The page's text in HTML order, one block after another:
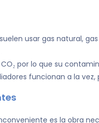
usar gas natural,
por lo que su
funcionan a la
es la obra